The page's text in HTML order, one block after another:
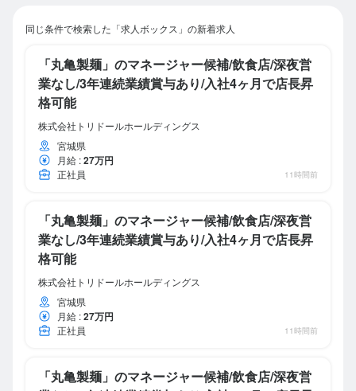
同じ条件で検索した「求人ボックス」の新着求人
「丸亀製麺」のマネージャー候補/飲食店/深夜営
業なし/3年連続業績賞与あり/入社4ヶ月で店長昇
格可能
株式会社トリドールホールディングス
宮城県
月給 :27万円
正社員 11時間前
「丸亀製麺」のマネージャー候補/飲食店/深夜営
業なし/3年連続業績賞与あり/入社4ヶ月で店長昇
格可能
株式会社トリドールホールディングス
宮城県
月給 :27万円
正社員 11時間前
「丸亀製麺」のマネージャー候補/飲食店/深夜営